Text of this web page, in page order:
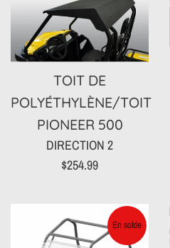
TOIT DE
POLYÉTHYLÈNE/TOIT
PIONEER 500
DIRECTION 2
Prix
$254.99
En solde